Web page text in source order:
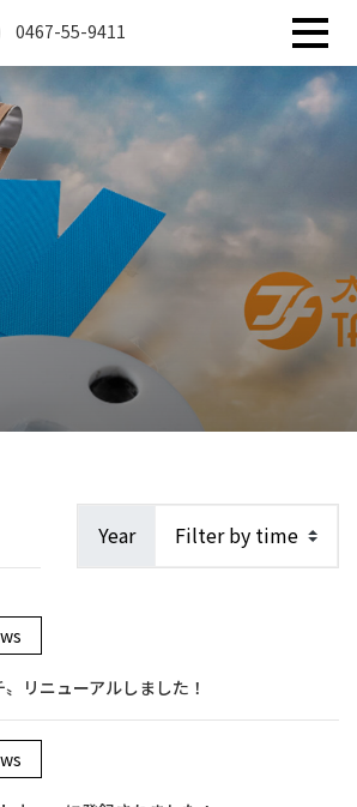
0467-55-9411
Year
リニューアルしました！